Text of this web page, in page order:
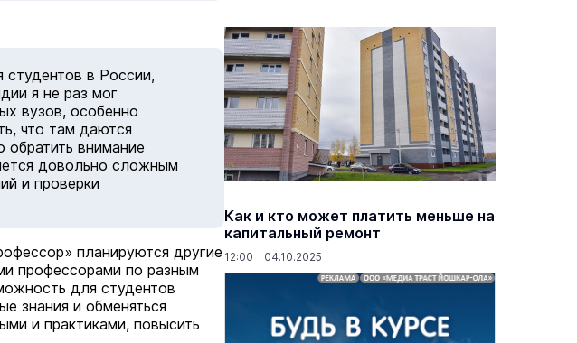
студентов в России,
я не раз мог
вузов, особенно
что там даются
внимание
довольно сложным
и проверки
планируются другие
профессорами по разным
для студентов
знания и обменяться
и практиками, повысить
Как и кто может платить меньше на
капитальный ремонт
12:00 04.10.2025